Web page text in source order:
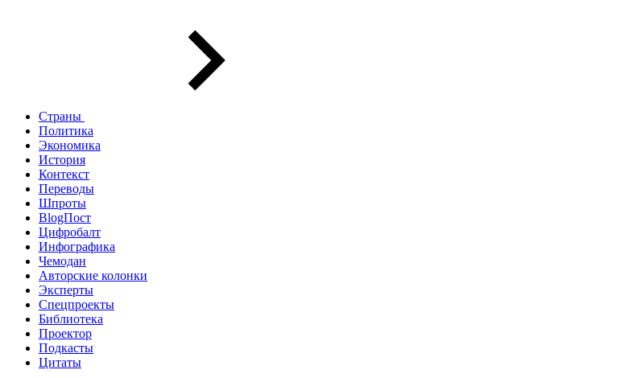
Страны
Политика
Экономика
История
Контекст
Переводы
Шпроты
BlogПост
Цифробалт
Инфографика
Чемодан
Авторские колонки
Эксперты
Спецпроекты
Библиотека
Проектор
Подкасты
Цитаты